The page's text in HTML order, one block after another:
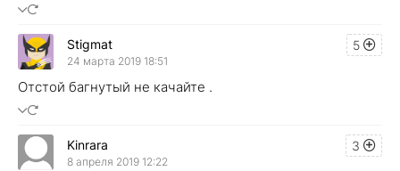
5
Stigmat
24 марта 2019 18:51
Отстой багнутый не качайте .
3
Kinrara
8 апреля 2019 12:22